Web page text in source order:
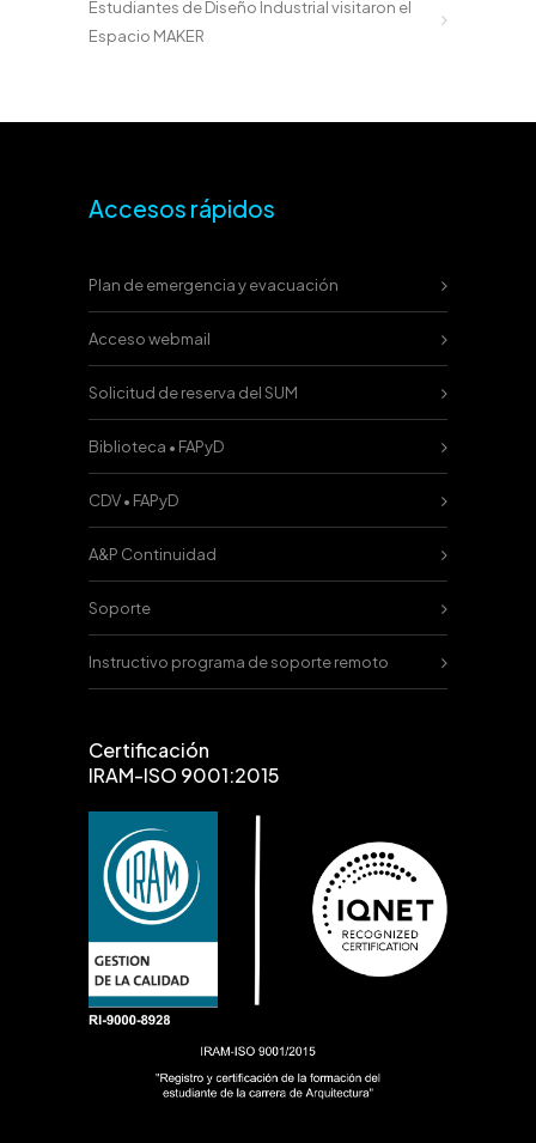
Estudiantes de Diseño Industrial visitaron el
Espacio MAKER
Accesos rápidos
Plan de emergencia y evacuación
Acceso webmail
Solicitud de reserva del SUM
Biblioteca • FAPyD
CDV • FAPyD
A&P Continuidad
Soporte
Instructivo programa de soporte remoto
Certificación
IRAM-ISO 9001:2015